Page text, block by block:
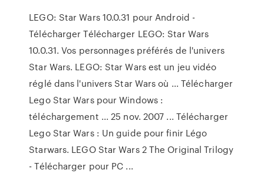
LEGO: Star Wars 10.0.31 pour Android -
Télécharger Télécharger LEGO: Star Wars
10.0.31. Vos personnages préférés de l'univers
Star Wars. LEGO: Star Wars est un jeu vidéo
réglé dans l'univers Star Wars où ... Télécharger
Lego Star Wars pour Windows :
téléchargement ... 25 nov. 2007 ... Télécharger
Lego Star Wars : Un guide pour finir Légo
Starwars. LEGO Star Wars 2 The Original Trilogy
- Télécharger pour PC ...